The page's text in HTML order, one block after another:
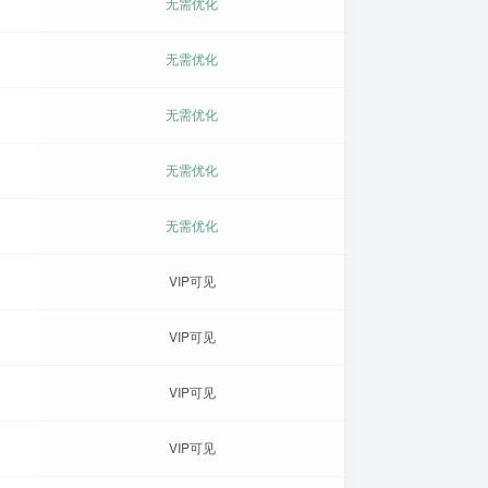
无需优化
无需优化
无需优化
无需优化
VIP可见
VIP可见
VIP可见
VIP可见